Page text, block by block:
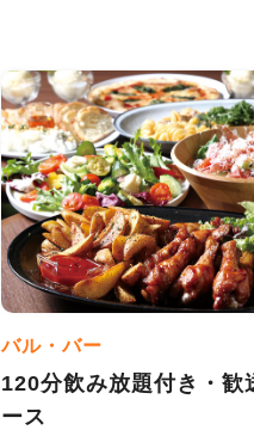
バル・バー
120分飲み放題付き・歓
ース